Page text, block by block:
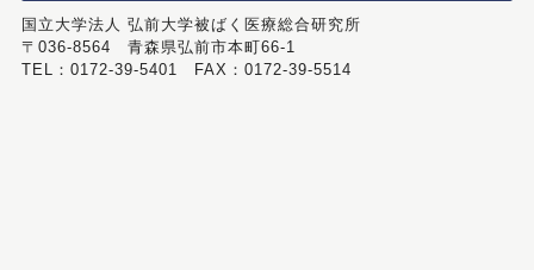
国立大学法人 弘前大学被ばく医療総合研究所
〒036-8564 青森県弘前市本町66-1
TEL：0172-39-5401 FAX：0172-39-5514